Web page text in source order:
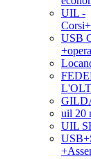
UIL -
USB
uil 20
UIL